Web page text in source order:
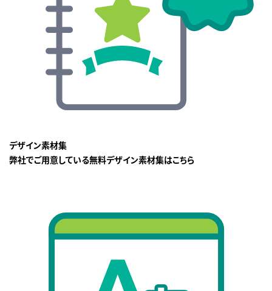
デザイン素材集
弊社でご用意している無料デザイン素材集はこちら